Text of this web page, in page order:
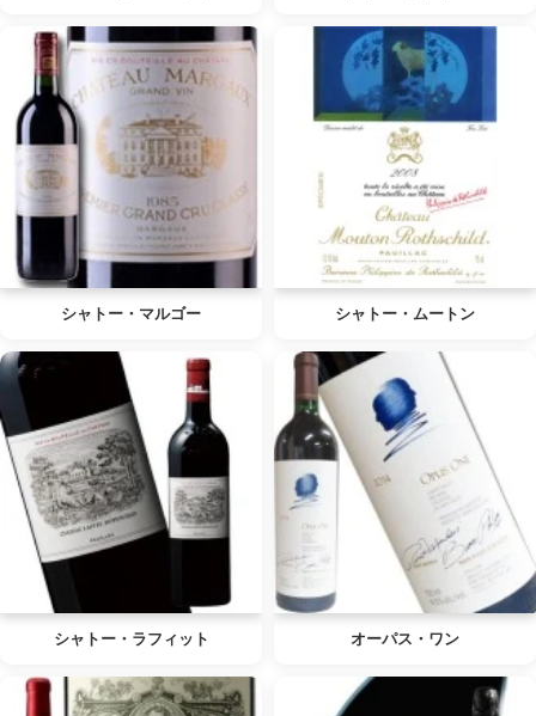
シャトー・マルゴー シャトー・ムートン
シャトー・ラフィット オーパス・ワン